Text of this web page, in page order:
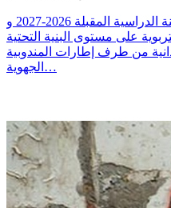
في إطار الإستعداد للمرور للسنة الدراسية المقبلة 2026-2027 و
على مستوى البنية التحتية
من طرف إطارات المندوبية
الجهوية…